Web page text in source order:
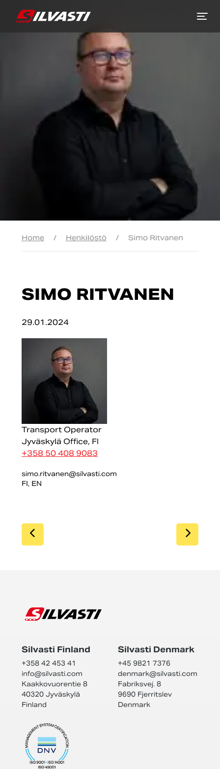
Home / Henkilöstö / Simo Ritvanen
SIMO RITVANEN
29.01.2024
Transport Operator
Jyväskylä Office, FI
+358 50 408 9083
simo.ritvanen@silvasti.com
FI, EN
Silvasti Finland
+358 42 453 41
info@silvasti.com
Kaakkovuorentie 8
40320 Jyväskylä
Finland
Silvasti Denmark
+45 9821 7376
denmark@silvasti.com
Fabriksvej. 8
9690 Fjerritslev
Denmark